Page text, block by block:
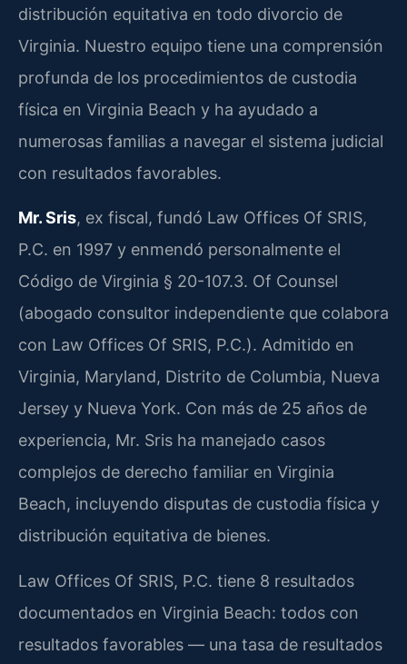
distribución equitativa en todo divorcio de
Virginia. Nuestro equipo tiene una comprensión
profunda de los procedimientos de custodia
física en Virginia Beach y ha ayudado a
numerosas familias a navegar el sistema judicial
con resultados favorables.
Mr. Sris, ex fiscal, fundó Law Offices Of SRIS,
P.C. en 1997 y enmendó personalmente el
Código de Virginia § 20-107.3. Of Counsel
(abogado consultor independiente que colabora
con Law Offices Of SRIS, P.C.). Admitido en
Virginia, Maryland, Distrito de Columbia, Nueva
Jersey y Nueva York. Con más de 25 años de
experiencia, Mr. Sris ha manejado casos
complejos de derecho familiar en Virginia
Beach, incluyendo disputas de custodia física y
distribución equitativa de bienes.
Law Offices Of SRIS, P.C. tiene 8 resultados
documentados en Virginia Beach: todos con
resultados favorables — una tasa de resultados